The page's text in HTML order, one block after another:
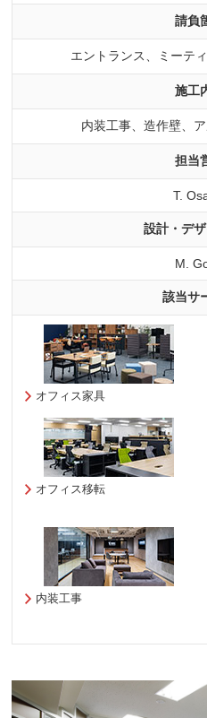
請負
エントランス、ミーテ
施工
内装工事、造作壁、
担当
T.
設計・デ
M.
該当サ
オフィス家具
オフィス移転
内装工事